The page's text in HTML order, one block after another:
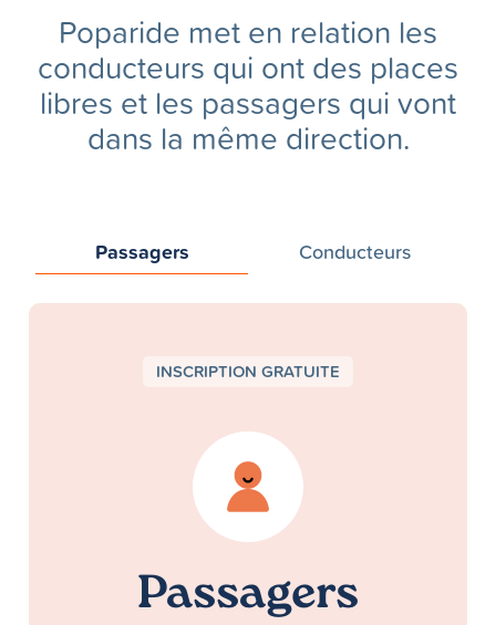
Poparide met en relation les
conducteurs qui ont des places
libres et les passagers qui vont
dans la même direction.
Passagers Conducteurs
INSCRIPTION GRATUITE
Passagers